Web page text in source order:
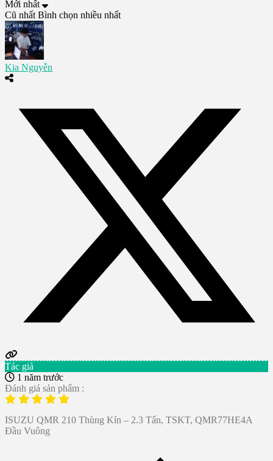
Mới nhất
Cũ nhất Bình chọn nhiều nhất
Kia Nguyễn
Tác giả
1 năm trước
Đánh giá sản phẩm :
ISUZU QMR 210 Thùng Kín – 2.3 Tấn, TSKT, QMR77HE4A
Đầu Vuông